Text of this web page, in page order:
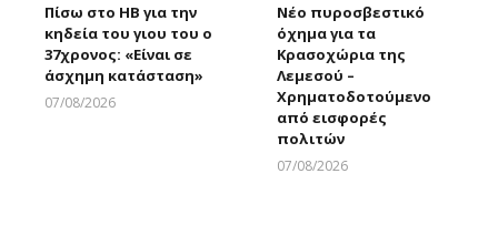
Πίσω στο ΗΒ για την
κηδεία του γιου του ο
37χρονος: «Είναι σε
άσχημη κατάσταση»
07/08/2026
Νέο πυροσβεστικό
όχημα για τα
Κρασοχώρια της
Λεμεσού –
Χρηματοδοτούμενο
από εισφορές
πολιτών
07/08/2026